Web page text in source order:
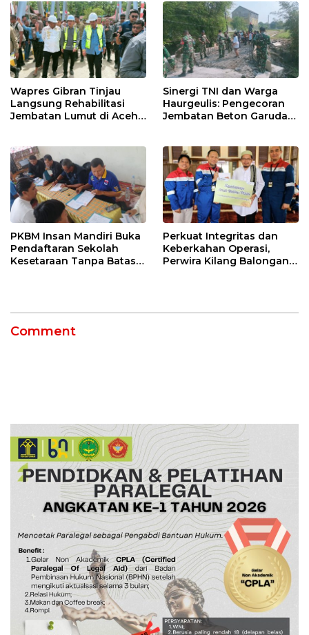
Wapres Gibran Tinjau
Langsung Rehabilitasi
Jembatan Lumut di Aceh
Sinergi TNI dan Warga
Haurgeulis: Pengecoran
Jembatan Beton Garuda
PKBM Insan Mandiri Buka
Pendaftaran Sekolah
Kesetaraan Tanpa Batas
Perkuat Integritas dan
Keberkahan Operasi,
Perwira Kilang Balongan
Comment